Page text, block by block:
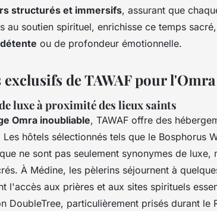
structurés et immersifs, assurant que
au soutien spirituel, enrichisse ce temps
ou de profondeur émotionnelle.
exclusifs de TAWAF pour l'Omra
luxe à proximité des lieux saints
Omra inoubliable, TAWAF offre des
hôtels sélectionnés tels que le Bosphorus
ne sont pas seulement synonymes de luxe,
À Médine, les pèlerins séjournent à
l'accès aux prières et aux sites spirituels
DoubleTree, particulièrement prisés durant le